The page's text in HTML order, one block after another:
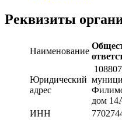
Реквизиты
Наименование
Юридический
адрес
108807
дом
ИНН